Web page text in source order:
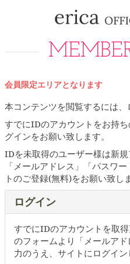
会員限定エリアとなります
本コンテンツを閲覧するには、
すでにIDのアカウントをお持
グインをお願い致します。
IDを未取得のユーザー様は新
「メールアドレス」「パスワ
トのご登録(無料)をお願い致し
ログイン
すでにIDのアカウントを取
のフォームより「メールア
力のうえ、サイトにログイン